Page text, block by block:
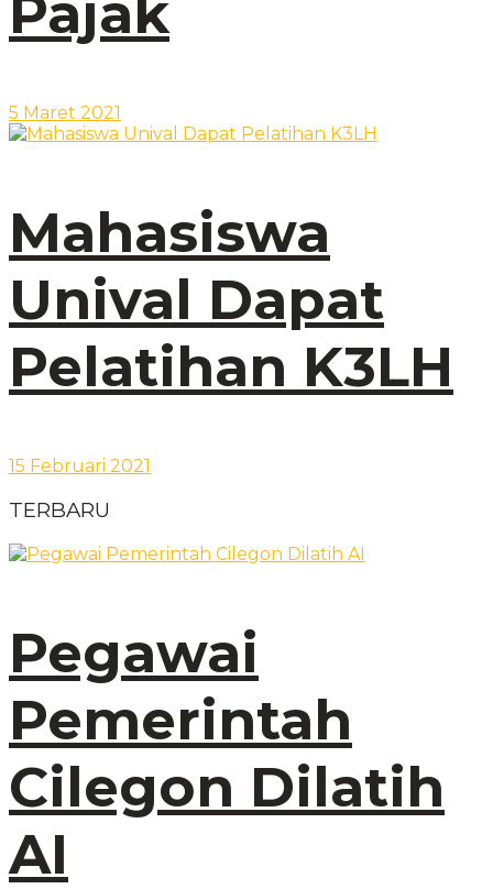
Pajak
5 Maret 2021
Mahasiswa
Unival Dapat
Pelatihan K3LH
15 Februari 2021
TERBARU
Pegawai
Pemerintah
Cilegon Dilatih
AI